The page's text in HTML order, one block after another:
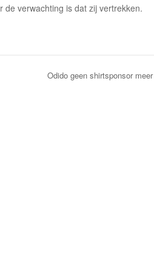
verwachting is dat zij vertrekken.
Odido geen shirtsponsor meer